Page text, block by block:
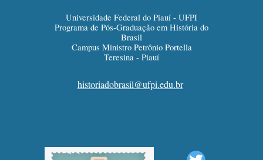
Universidade Federal do Piauí - UFPI
Programa de Pós-Graduação em História do
Brasil
Campus Ministro Petrônio Portella
Teresina - Piauí
historiadobrasil@ufpi.edu.br